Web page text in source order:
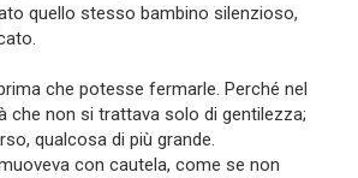
quello stesso bambino silenzioso,
che potesse fermarle. Perché nel
che non si trattava solo di gentilezza;
qualcosa di più grande.
con cautela, come se non